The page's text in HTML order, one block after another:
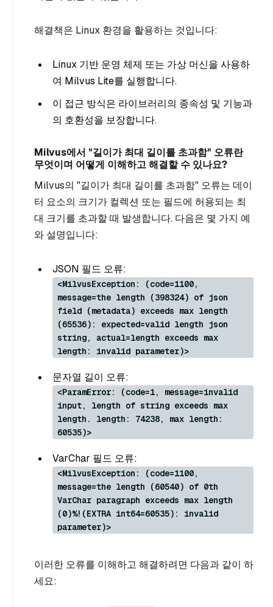
해결책은 Linux 환경을 활용하는 것입니다:
Linux 기반 운영 체제 또는 가상 머신을 사용하
여 Milvus Lite를 실행합니다.
이 접근 방식은 라이브러리의 종속성 및 기능과
의 호환성을 보장합니다.
Milvus에서 "길이가 최대 길이를 초과함" 오류란
무엇이며 어떻게 이해하고 해결할 수 있나요?
Milvus의 "길이가 최대 길이를 초과함" 오류는 데이
터 요소의 크기가 컬렉션 또는 필드에 허용되는 최
대 크기를 초과할 때 발생합니다. 다음은 몇 가지 예
와 설명입니다:
JSON 필드 오류:
<MilvusException: (code=1100,
message=the length (398324) of json
field (metadata) exceeds max length
(65536): expected=valid length json
string, actual=length exceeds max
length: invalid parameter)>
문자열 길이 오류:
<ParamError: (code=1, message=invalid
input, length of string exceeds max
length. length: 74238, max length:
60535)>
VarChar 필드 오류:
<MilvusException: (code=1100,
message=the length (60540) of 0th
VarChar paragraph exceeds max length
(0)%!(EXTRA int64=60535): invalid
parameter)>
이러한 오류를 이해하고 해결하려면 다음과 같이 하
세요: